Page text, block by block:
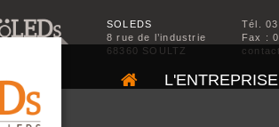
L'ENTREPRISE
SOLEDS
8 rue de l’industrie
68360 SOULTZ
Tél.
Fax :